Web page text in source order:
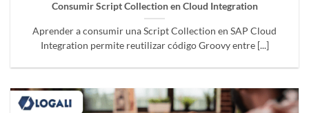
Consumir Script Collection en Cloud Integration
Aprender a consumir una Script Collection en SAP Cloud
Integration permite reutilizar código Groovy entre [...]